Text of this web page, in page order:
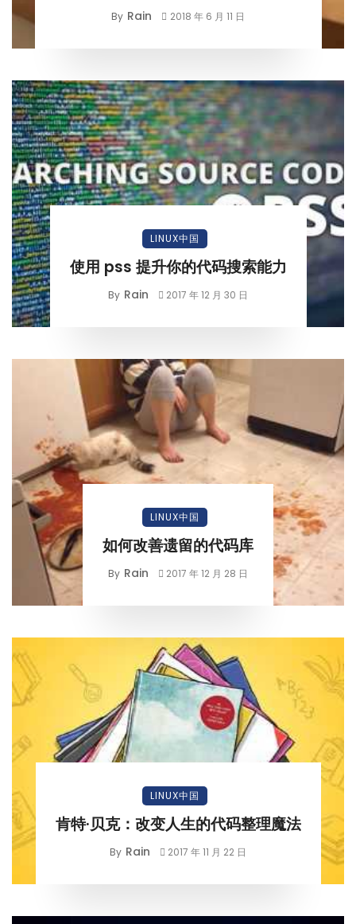
By Rain 2018 年 6 月 11 日
LINUX中国
使用 pss 提升你的代码搜索能力
By Rain 2017 年 12 月 30 日
LINUX中国
如何改善遗留的代码库
By Rain 2017 年 12 月 28 日
LINUX中国
肯特·贝克：改变人生的代码整理魔法
By Rain 2017 年 11 月 22 日